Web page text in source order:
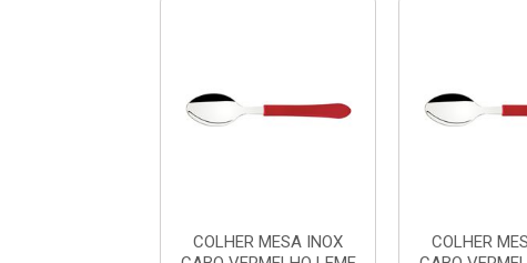
COLHER MESA INOX
COLHER